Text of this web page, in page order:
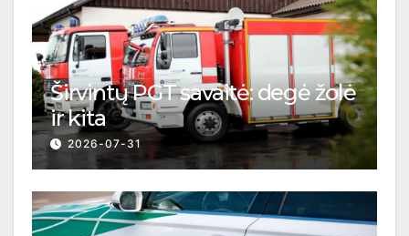
Širvintų PGT savaitė: degė žolė
ir kita
2026-07-31